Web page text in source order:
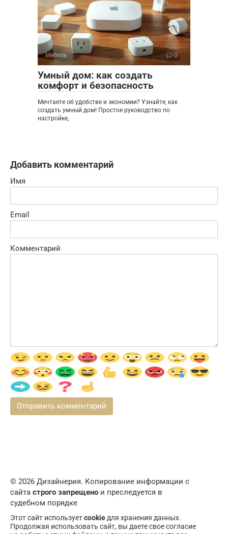
Мебель 0
Умный дом: как создать
комфорт и безопасность
Мечтаете об удобстве и экономии? Узнайте, как
создать умный дом! Простое руководство по
настройке,
Добавить комментарий
Имя
Email
Комментарий
© 2026 Дизайнерия. Копирование информации с
сайта строго запрещено и преследуется в
судебном порядке
Этот сайт используетcookieдля хранения данных.
Продолжая использовать сайт, вы даете свое согласие